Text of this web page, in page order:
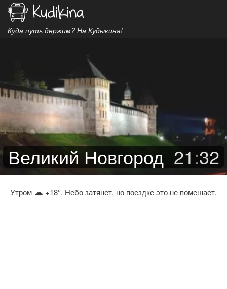
Куда путь держим? На Кудыкина!
Великий Новгород 21:32
Утром ☁ +18°. Небо затянет, но поездке это не помешает.